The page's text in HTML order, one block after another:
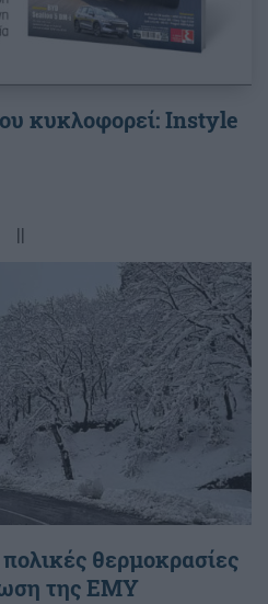
κυκλοφορεί: Instyle
||
θερμοκρασίες
της ΕΜΥ